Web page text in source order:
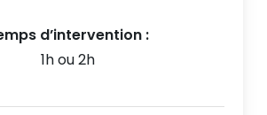
d’intervention :
1h ou 2h